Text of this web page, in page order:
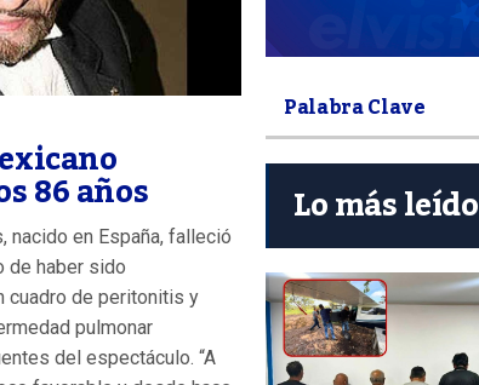
86 años
nacido en España, falleció
de haber sido
cuadro de peritonitis y
pulmonar
del espectáculo. “A
Lo más leído